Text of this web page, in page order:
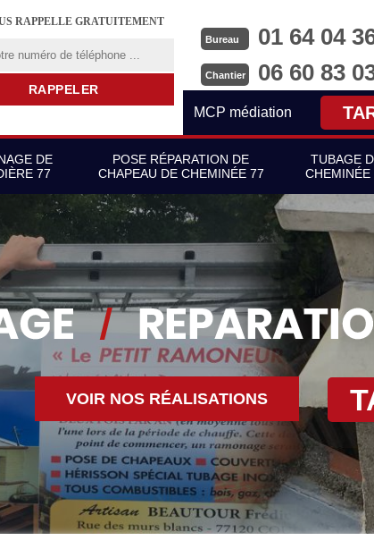
RAPPELLE GRATUITEMENT
Bureau 01 64 04
Chantier 06 60 83
MCP médiation
DE
77
POSE RÉPARATION DE
CHAPEAU DE CHEMINÉE 77
TUBAGE
CHEMINÉE
VOIR NOS RÉALISATIONS